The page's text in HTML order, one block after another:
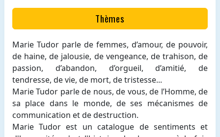
Thèmes
Marie Tudor parle de femmes, d’amour, de pouvoir,
de haine, de jalousie, de vengeance, de trahison, de
passion, d’abandon, d’orgueil, d’amitié, de
tendresse, de vie, de mort, de tristesse...
Marie Tudor parle de nous, de vous, de l’Homme, de
sa place dans le monde, de ses mécanismes de
communication et de destruction.
Marie Tudor est un catalogue de sentiments et